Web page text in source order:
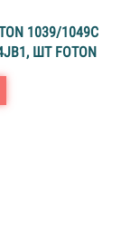
1039/1049С
ШТ FOTON